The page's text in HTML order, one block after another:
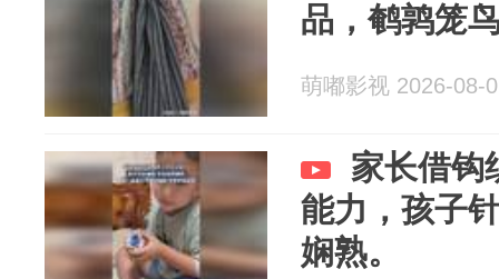
品，鹌鹑笼
萌嘟影视 2026-08-
家长借钩
能力，孩子
娴熟。